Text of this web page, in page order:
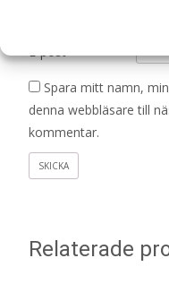
E-post*
Spara mitt namn,
denna webbläsare till
kommentar.
Relaterade